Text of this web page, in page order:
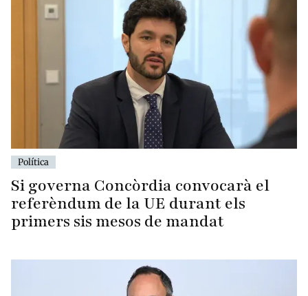
Política
Si governa Concòrdia convocarà el
referèndum de la UE durant els
primers sis mesos de mandat